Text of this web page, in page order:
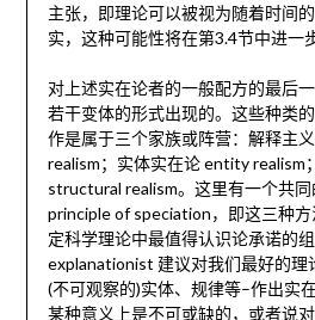
主张，即理论可以被视为随着时间
实，这种可能性将在第3.4节中进一
对上述实在论者的一般配方的最后
若干变体的形式出现的。这些种类
作是属于三个家族或阵营：解释主
realism；实体实在论 entity realism
structural realism。这里有一个共
principle of speciation，即这三种
定科学理论中最值得认识论承诺的
explanationist 建议对我们最好的理
(不可观察的)实体、规律等–作出实
某种意义上是不可或缺的，或者说